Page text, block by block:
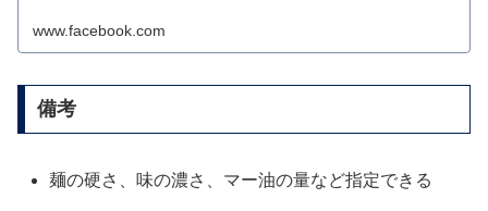
www.facebook.com
備考
麺の硬さ、味の濃さ、マー油の量など指定できる